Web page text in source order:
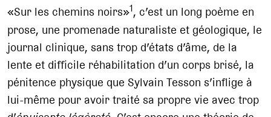
«Sur les chemins noirs»1, c’est un long poème en
prose, une promenade naturaliste et géologique, le
journal clinique, sans trop d’états d’âme, de la
lente et difficile réhabilitation d’un corps brisé, la
pénitence physique que Sylvain Tesson s’inflige à
lui-même pour avoir traité sa propre vie avec trop